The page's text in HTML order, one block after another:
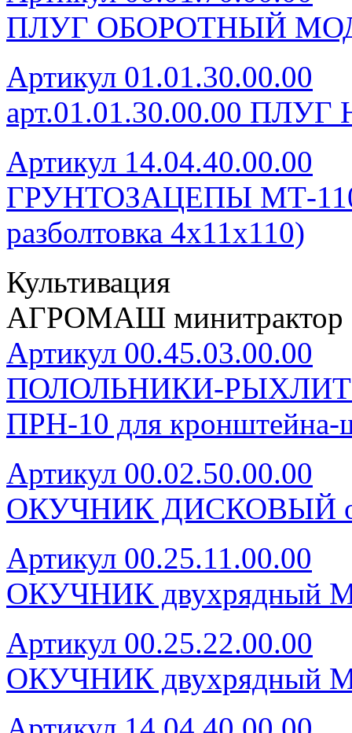
ПЛУГ ОБОРОТНЫЙ
Артикул 01.01.30.00.00
арт.01.01.30.00.00
Артикул 14.04.40.00.00
ГРУНТОЗАЦЕПЫ МТ-110
разболтовка 4х11х110)
Культивация
АГРОМАШ
Артикул 00.45.03.00.00
ПОЛОЛЬНИКИ-
ПРН-10 для кронштейна-
Артикул 00.02.50.00.00
ОКУЧНИК ДИСКОВЫЙ
Артикул 00.25.11.00.00
ОКУЧНИК двухрядный
Артикул 00.25.22.00.00
ОКУЧНИК двухрядный